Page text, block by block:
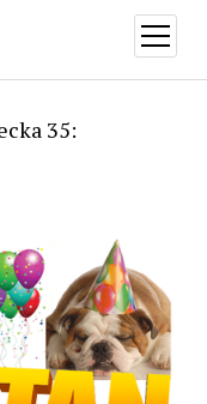
öppna
meny
35: